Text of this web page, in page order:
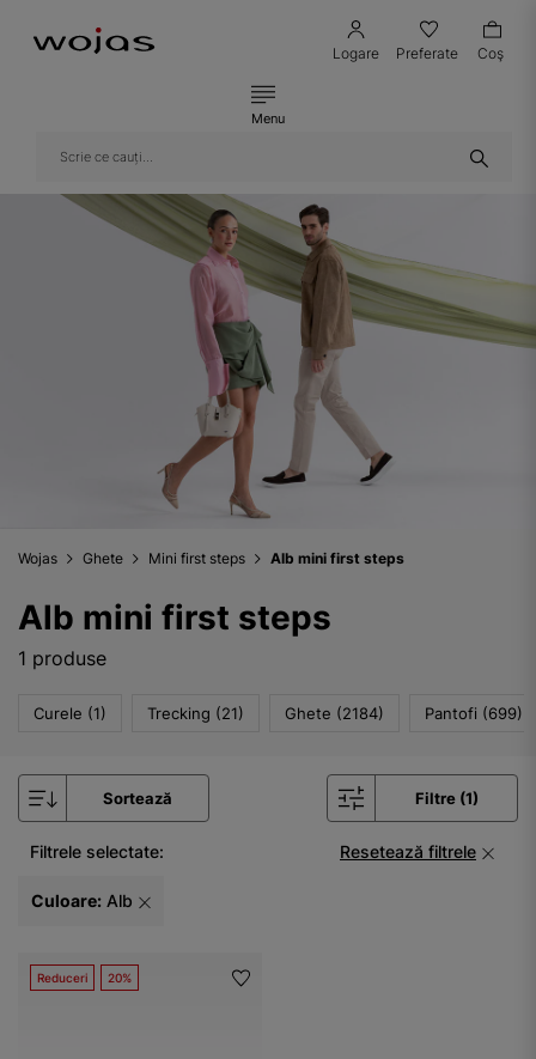
Logare Preferate Coş
Menu
Wojas Ghete Mini first steps Alb mini first steps
Alb mini first steps
1 produse
Curele (1) Trecking (21) Ghete (2184) Pantofi (699)
Sortează Filtre (1)
Filtrele selectate: Resetează filtrele
Culoare: Alb
Reduceri 20%